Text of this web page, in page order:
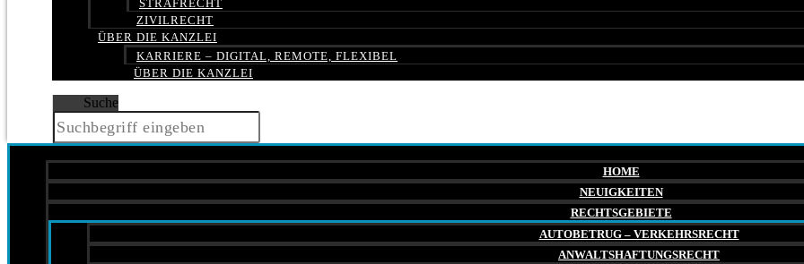
STRAFRECHT
ZIVILRECHT
ÜBER DIE KANZLEI
KARRIERE – DIGITAL, REMOTE, FLEXIBEL
ÜBER DIE KANZLEI
Suche
HOME
NEUIGKEITEN
RECHTSGEBIETE
AUTOBETRUG – VERKEHRSRECHT
ANWALTSHAFTUNGSRECHT